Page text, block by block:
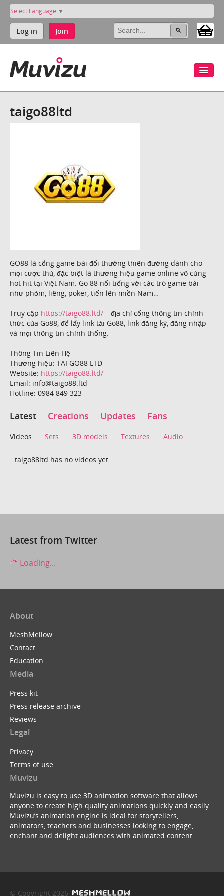
Select Language ▼
Log in Join
taigo88ltd
GO88 là cổng game bài đổi thưởng thiên đường dành cho
mọi cược thủ, đặc biệt là thương hiệu game online vô cùng
hot hit tại Việt Nam. Go 88 nổi tiếng với các trò game bài
như phỏm, liêng, poker, tiến lên miền Nam…
Truy cập https://taigo88.ltd/ – địa chỉ cổng thông tin chính
thức của Go88, để lấy link tải Go88, link đăng ký, đăng nhập
và mọi thông tin chính thống.
Thông Tin Liên Hệ
Thương hiệu: TAI GO88 LTD
Website: https://taigo88.ltd/
Email: info@taigo88.ltd
Hotline: 0984 849 323
Latest Creations Updates Fans
Videos Sets 3D models Textures Audio
taigo88ltd has no videos yet.
Latest from Twitter
Loading...
About
MeshMellow
Contact
Education
Media
Press kit
Press release archive
Reviews
Legal
Privacy
Terms of use
Muvizu
Muvizu is easy to use 3D animation software that allows
anyone to create high quality animations quickly and easily.
Muvizu’s animation engine is ideal for storytellers,
animators, teachers and businesses looking to engage,
enchant and delight audiences with animated content.
© Copyright 2026